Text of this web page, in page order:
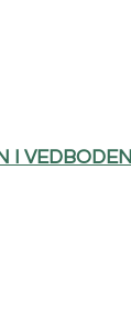
I VEDBODEN